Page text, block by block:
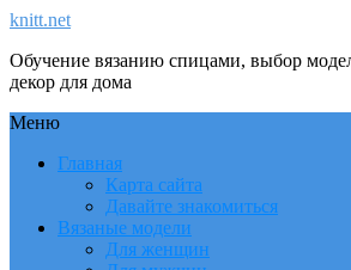
knitt.net
Обучение вязанию спицами, выбор
декор для дома
Меню
Главная
Карта сайта
Давайте знакомиться
Вязаные модели
Для женщин